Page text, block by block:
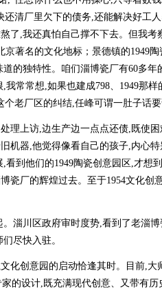
清厂里欠下的债务,还能解决好工
了,我还真怕自己撑不下去。但我考
著名的文化地标；景德镇的1949
的独特性。咱们淄博瓷厂有60多年
常常想,如果也建成798、1949那
老厂区的纠结,任峰可谓一肚子话要
上访,边生产边一点点还债,既使困
机器,他觉得像看自己的孩子,内心
到他们的1949陶瓷创意园区,才想
瓷厂的辉煌过去。至于1954文化创
川区政府审时度势,看到了老淄博
尽快入驻。
创意园的启动恰逢其时。目前,大
的设计,既充满现代创意、又带有